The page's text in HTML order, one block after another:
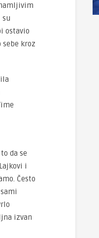
su
ostavio
kroz
da se
i
Često
izvan